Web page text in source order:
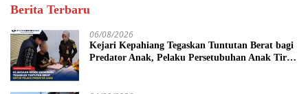
Berita Terbaru
06/08/2026
Kejari Kepahiang Tegaskan Tuntutan Berat bagi
Predator Anak, Pelaku Persetubuhan Anak Tiri